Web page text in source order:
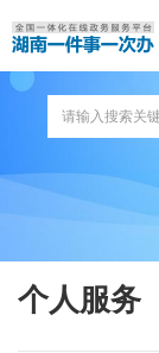
个人服务